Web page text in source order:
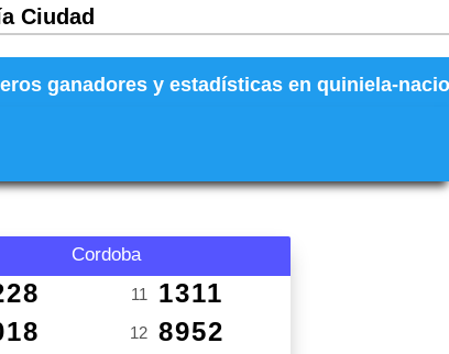
Ciudad
ganadores y estadísticas en quiniela-
Cordoba
11 1311
12 8952